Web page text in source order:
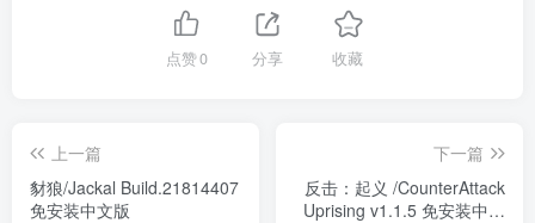
点赞0 分享 收藏
上一篇
豺狼/Jackal Build.21814407
免安装中文版
下一篇
反击：起义 /CounterAttack
Uprising v1.1.5 免安装中文